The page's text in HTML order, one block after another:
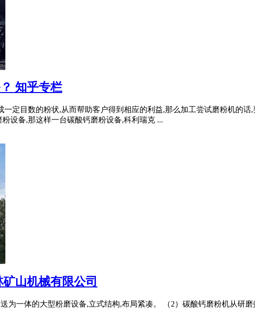
知乎专栏
定目数的粉状,从而帮助客户得到相应的利益,那么加工尝试磨粉机的
设备,那这样一台碳酸钙磨粉设备,科利瑞克 ...
山机械有限公司
为一体的大型粉磨设备,立式结构,布局紧凑。 （2）碳酸钙磨粉机从研